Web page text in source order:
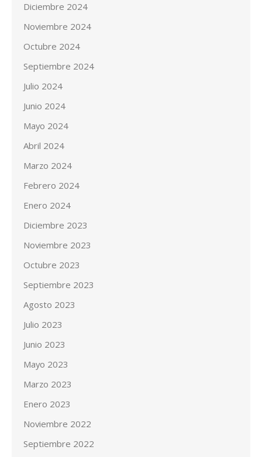
Diciembre 2024
Noviembre 2024
Octubre 2024
Septiembre 2024
Julio 2024
Junio 2024
Mayo 2024
Abril 2024
Marzo 2024
Febrero 2024
Enero 2024
Diciembre 2023
Noviembre 2023
Octubre 2023
Septiembre 2023
Agosto 2023
Julio 2023
Junio 2023
Mayo 2023
Marzo 2023
Enero 2023
Noviembre 2022
Septiembre 2022